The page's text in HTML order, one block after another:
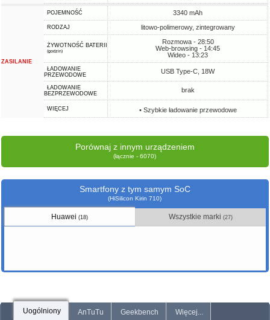
ZASILANIE
POJEMNOŚĆ 3340 mAh
RODZAJ litowo-polimerowy, zintegrowany
ŻYWOTNOŚĆ BATERII
(godzin)
Rozmowa - 28:50
Web-browsing - 14:45
Wideo - 13:23
ŁADOWANIE
PRZEWODOWE
USB Type-C, 18W
ŁADOWANIE
BEZPRZEWODOWE
brak
WIĘCEJ • Szybkie ładowanie przewodowe
Porównaj z innym urządzeniem
(łącznie - 6070)
Smartfony z tym samym SoC
(HiSilicon Kirin 710)
Huawei(18) Wszystkie marki (27)
Uogólniony AnTuTu Geekbench Więcej...